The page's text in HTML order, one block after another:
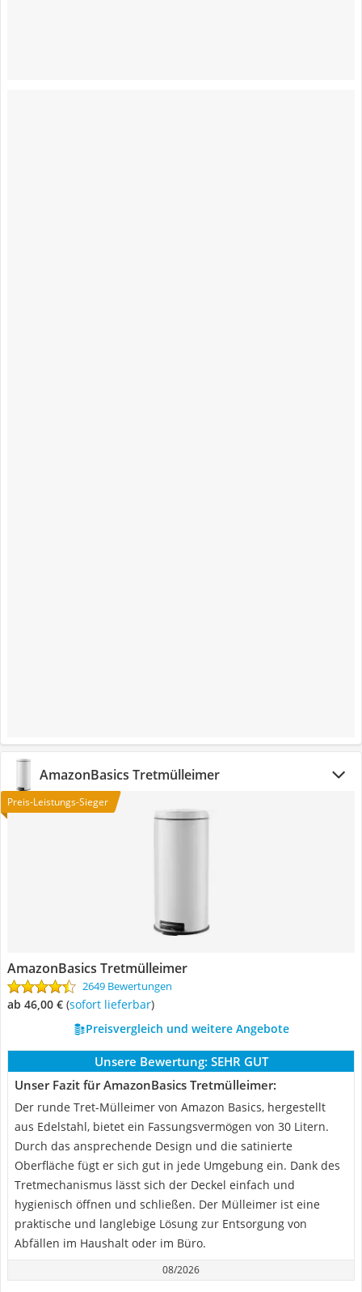
AmazonBasics Tretmülleimer
Preis-Leistungs-Sieger
AmazonBasics Tretmülleimer
2649 Bewertungen
ab 46,00 € ( Sofort lieferbar)
Preisvergleich und weitere Angebote
Unsere Bewertung: SEHR GUT
Unser Fazit für AmazonBasics Tretmülleimer:
Der runde Tret-Mülleimer von Amazon Basics, hergestellt
aus Edelstahl, bietet ein Fassungsvermögen von 30 Litern.
Durch das ansprechende Design und die satinierte
Oberfläche fügt er sich gut in jede Umgebung ein. Dank des
Tretmechanismus lässt sich der Deckel einfach und
hygienisch öffnen und schließen. Der Mülleimer ist eine
praktische und langlebige Lösung zur Entsorgung von
Abfällen im Haushalt oder im Büro.
08/2026